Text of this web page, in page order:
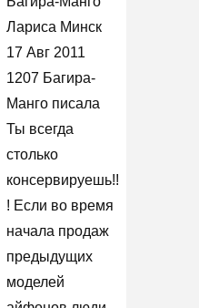
Лариса Минск
17 Авг 2011
1207 Багира-
Манго писала
Ты всегда
столько
консервируешь!!
! Если во время
начала продаж
предыдущих
моделей